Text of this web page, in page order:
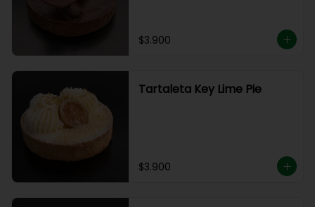
$3.900
Tartaleta Key Lime Pie
$3.900